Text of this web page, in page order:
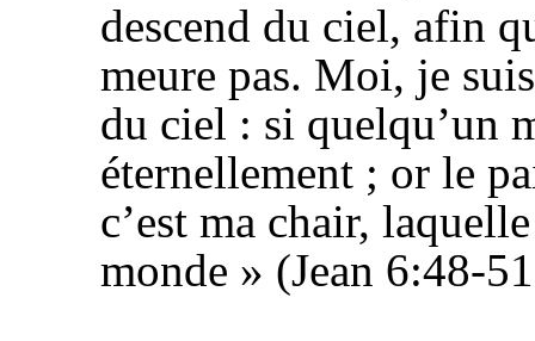
descend du ciel, afin
meure pas. Moi, je
du ciel : si quelqu’un
éternellement ; or le
c’est ma chair,
monde » (Jean 6:48-